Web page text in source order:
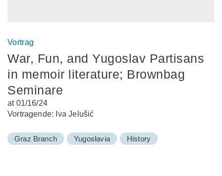
Vortrag
War, Fun, and Yugoslav Partisans
in memoir literature; Brownbag
Seminare
at 01/16/24
Vortragende: Iva Jelušić
Graz Branch Yugoslavia History